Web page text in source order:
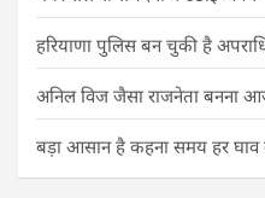
हरियाणा पुलिस बन चुकी है
अनिल विज जैसा राजनेता
बड़ा आसान है कहना समय हर घाव